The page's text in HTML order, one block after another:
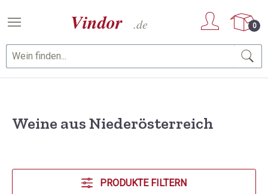
Zum Hauptinhalt springen
0
Weine aus Niederösterreich
PRODUKTE FILTERN